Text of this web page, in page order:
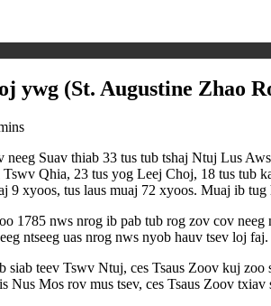
ywg (St. Augustine Zhao
Suav thiab 33 tus tub tshaj Ntuj Lus
Qhia, 23 tus yog Leej Choj, 18 tus
9 xyoos, tus laus muaj 72 xyoos. Muaj ib
1785 nws nrog ib pab tub rog zov cov
ntseeg uas nrog nws nyob hauv tsev loj faj.
teev Tswv Ntuj, ces Tsaus Zoov kuj
Mos rov mus tsev, ces Tsaus Zoov